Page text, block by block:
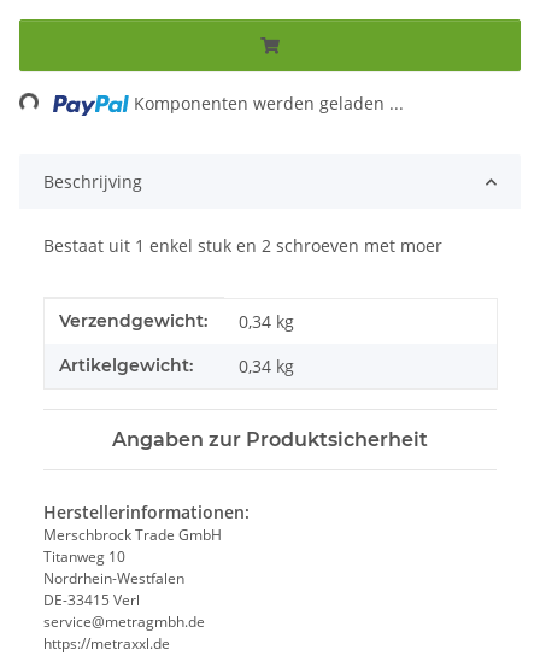
Komponenten werden geladen ...
Beschrijving
Bestaat uit 1 enkel stuk en 2 schroeven met moer
#productDetails.itemInformation#
#productDetails.itemValue#
Verzendgewicht: 0,34 kg
Artikelgewicht: 0,34 kg
Angaben zur Produktsicherheit
Herstellerinformationen:
Merschbrock Trade GmbH
Titanweg 10
Nordrhein-Westfalen
DE-33415 Verl
service@metragmbh.de
https://metraxxl.de